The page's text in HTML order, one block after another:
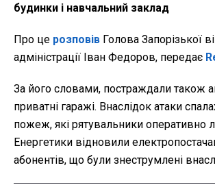
будинки і навчальний заклад
Про це розповів Голова Запорізької
адміністрації Іван Федоров, передає
За його словами, постраждали також
приватні гаражі. Внаслідок атаки
пожеж, які рятувальники оперативно
Енергетики відновили
абонентів, що були знеструмлені